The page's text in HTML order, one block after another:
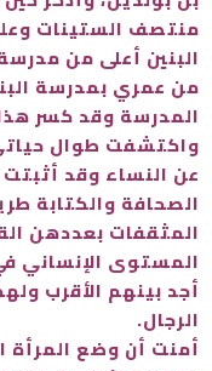
منتصف الستينات
البنين أعلى من
من عمري بمدرسة
المدرسة وقد كسر
واكتشفت طوال
عن النساء وقد
الصحافة والكتابة
المثقفات بعددهن
المستوى الإنساني
أجد بينهم الأقرب
الرجال.
أمنت أن وضع المرأة